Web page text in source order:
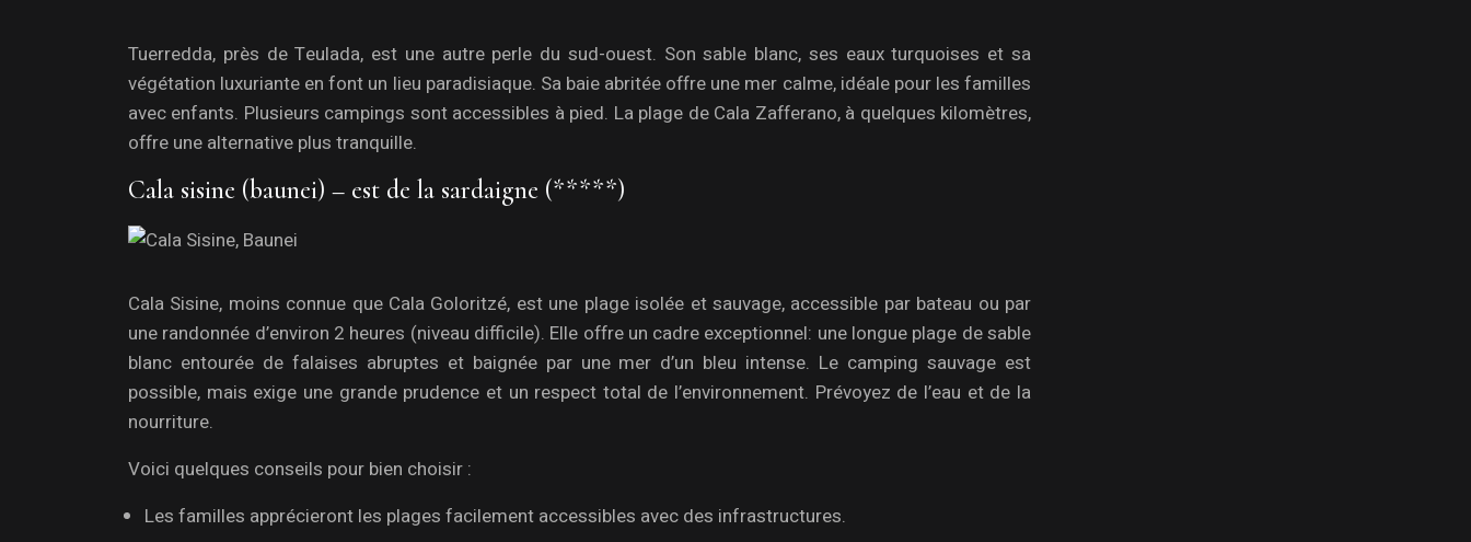
Tuerredda, près de Teulada, est une autre perle du sud-ouest. Son sable blanc, ses eaux turquoises et sa
végétation luxuriante en font un lieu paradisiaque. Sa baie abritée offre une mer calme, idéale pour les familles
avec enfants. Plusieurs campings sont accessibles à pied. La plage de Cala Zafferano, à quelques kilomètres,
offre une alternative plus tranquille.
Cala sisine (baunei) – est de la sardaigne (*****)
Cala Sisine, moins connue que Cala Goloritzé, est une plage isolée et sauvage, accessible par bateau ou par
une randonnée d’environ 2 heures (niveau difficile). Elle offre un cadre exceptionnel: une longue plage de sable
blanc entourée de falaises abruptes et baignée par une mer d’un bleu intense. Le camping sauvage est
possible, mais exige une grande prudence et un respect total de l’environnement. Prévoyez de l’eau et de la
nourriture.
Voici quelques conseils pour bien choisir :
Les familles apprécieront les plages facilement accessibles avec des infrastructures.